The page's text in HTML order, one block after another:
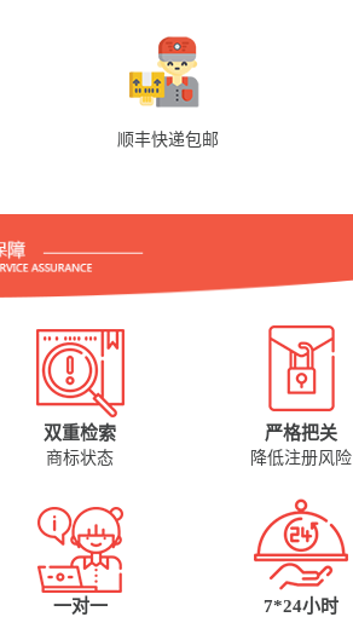
顺丰快递包邮
双重检索
商标状态
严格把关
降低注册风险
一对一 7*24小时